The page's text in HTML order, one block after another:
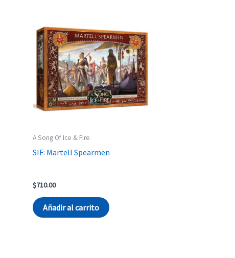
A Song Of Ice & Fire
SIF: Martell Spearmen
$710.00
Añadir al carrito